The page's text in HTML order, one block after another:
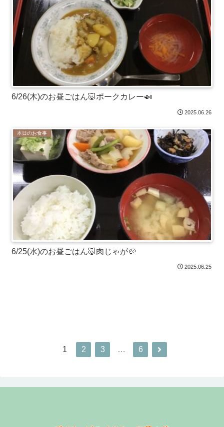
6/26(木)のお昼ごはん🐷ポークカレー🍛
2025.06.26
本日のお食事
6/25(水)のお昼ごはん🐷肉じゃが🥔
2025.06.25
1 2 3 … 6